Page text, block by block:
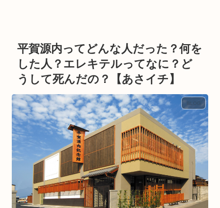
平賀源内ってどんな人だった？何を
した人？エレキテルってなに？ど
うして死んだの？【あさイチ】
BLOG